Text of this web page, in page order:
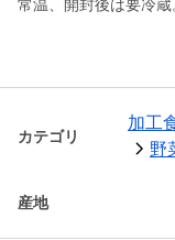
常温、開封後は要冷蔵
カテゴリ
加工
野
産地